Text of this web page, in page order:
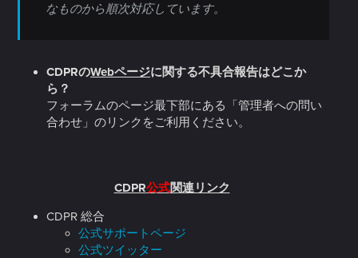
なものから順次対応しています。
CDPRのWebページに関する不具合報告はどこか
ら？
フォーラムのページ最下部にある「管理者への問い
合わせ」のリンクをご利用ください。
CDPR公式関連リンク
CDPR 総合
公式サポートページ
公式ツイッター